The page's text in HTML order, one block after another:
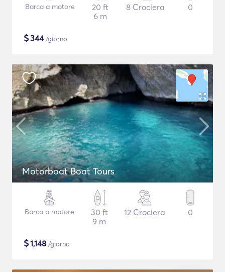
Barca a motore
20 ft
6 m
8 Crociera 0
$344/giorno
Motorboat Boat Tours
Barca a motore
30 ft
9 m
12 Crociera 0
$1,148 /giorno